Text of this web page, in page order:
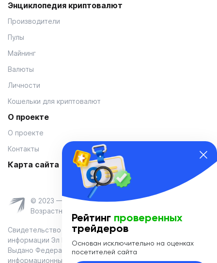
Энциклопедия криптовалют
Производители
Пулы
Майнинг
Валюты
Личности
Кошельки для криптовалют
О проекте
О проекте
Контакты
Карта сайта
© 2023 — Coinmania
Возрастное ограничение 16+
Свидетельство о регистрации средства массовой
информации Эл № ФС 77-74908 от «25» января 2019 г.
Выдано Федеральной службой по надзору в сфере связи,
информационных технологий и массовых коммуникаций
Рейтинг проверенных
трейдеров
Основан исключительно на оценках
посетителей сайта